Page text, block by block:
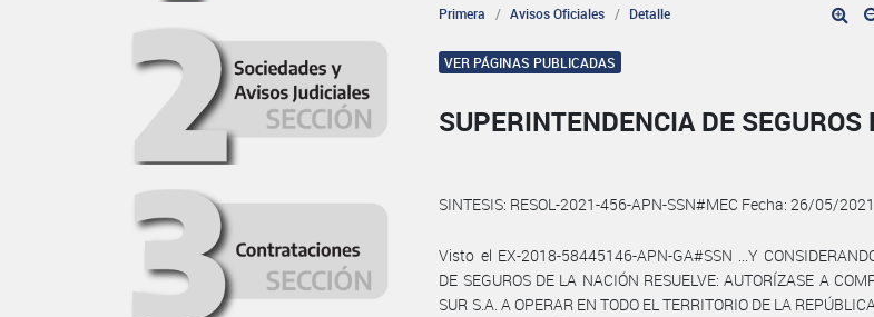
Primera Avisos Oficiales Detalle
VER PÁGINAS PUBLICADAS
SUPERINTENDENCIA DE SEGUROS
SINTESIS: RESOL-2021-456-APN-SSN#MEC Fecha: 26/05/2021
Visto el EX-2018-58445146-APN-GA#SSN ...Y
DE SEGUROS DE LA NACIÓN RESUELVE: AUTORÍZASE A
SUR S.A. A OPERAR EN TODO EL TERRITORIO DE LA